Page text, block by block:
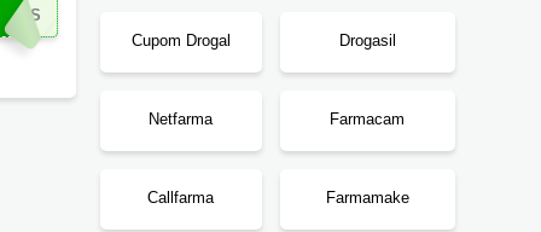
Cupom Drogal Drogasil
Netfarma Farmacam
Callfarma Farmamake